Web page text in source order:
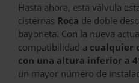
Hasta ahora, esta válvula
cisternas Roca de doble
bayoneta. Con la nueva
compatibilidad a cualquier
con una altura inferior a
un mayor número de